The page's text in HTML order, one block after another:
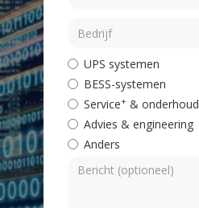
UPS systemen
BESS-systemen
Service+ & onderhoud
Advies & engineering
Anders